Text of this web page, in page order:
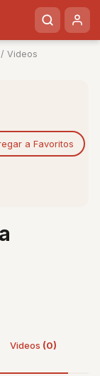
/ Videos
a Favoritos
Videos (0)